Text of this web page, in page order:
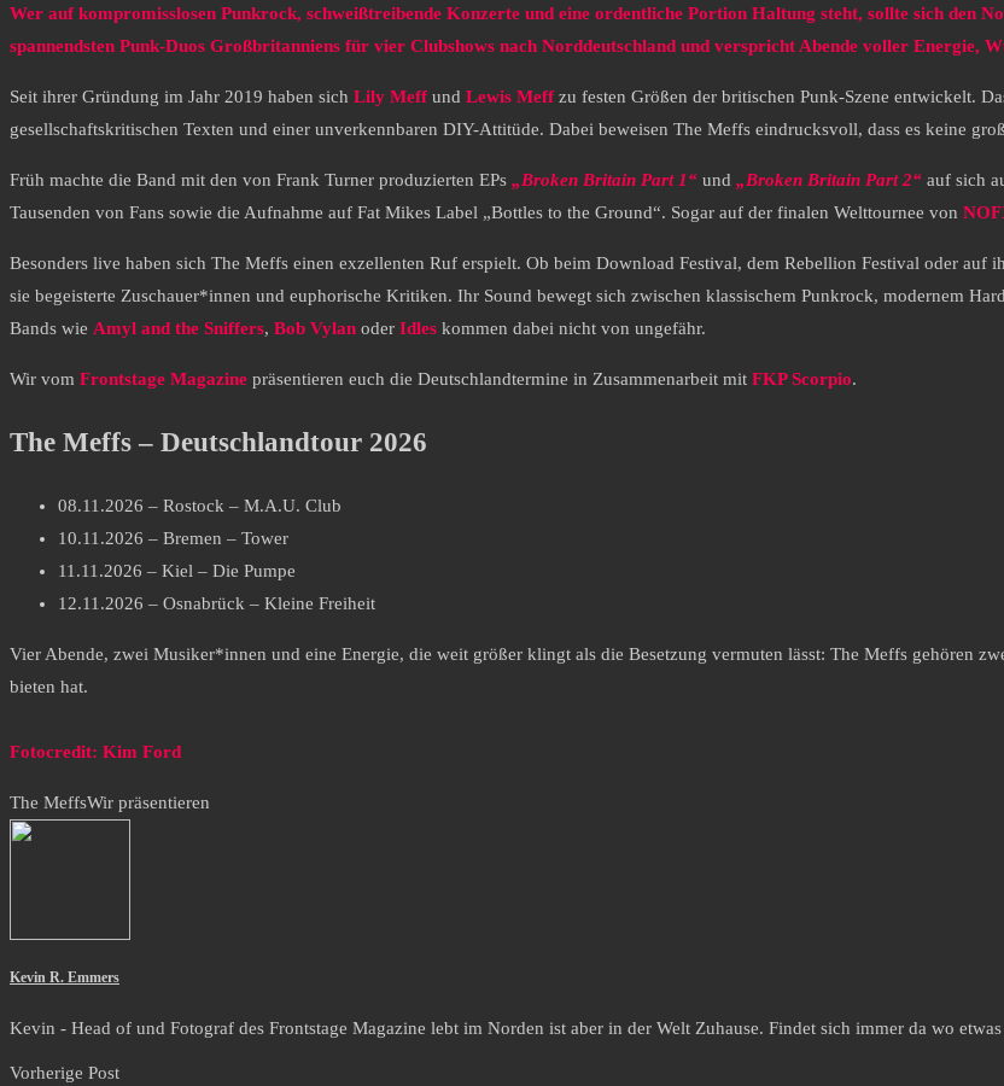
Wer auf kompromisslosen Punkrock, schweißtreibende Konzerte und eine ordentliche Portion Haltung steht, sollte sich
spannendsten Punk-Duos Großbritanniens für vier Clubshows nach Norddeutschland und verspricht Abende voller Energie,
Seit ihrer Gründung im Jahr 2019 haben sich Lily Meffund Lewis Meffzu festen Größen der britischen Punk-Szene entwickelt.
gesellschaftskritischen Texten und einer unverkennbaren DIY-Attitüde. Dabei beweisen The Meffs eindrucksvoll, dass es keine
Früh machte die Band mit den von Frank Turner produzierten EPs „Broken Britain Part 1“ und „Broken Britain Part 2“ auf sich
Tausenden von Fans sowie die Aufnahme auf Fat Mikes Label „Bottles to the Ground“. Sogar auf der finalen Welttournee von
Besonders live haben sich The Meffs einen exzellenten Ruf erspielt. Ob beim Download Festival, dem Rebellion Festival oder
sie begeisterte Zuschauer*innen und euphorische Kritiken. Ihr Sound bewegt sich zwischen klassischem Punkrock, modernem
Bands wie Amyl and the Sniffers, Bob Vylan oder Idles kommen dabei nicht von ungefähr.
Wir vom Frontstage Magazine präsentieren euch die Deutschlandtermine in Zusammenarbeit mit FKP Scorpio.
The Meffs – Deutschlandtour 2026
08.11.2026 – Rostock – M.A.U. Club
10.11.2026 – Bremen – Tower
11.11.2026 – Kiel – Die Pumpe
12.11.2026 – Osnabrück – Kleine Freiheit
Vier Abende, zwei Musiker*innen und eine Energie, die weit größer klingt als die Besetzung vermuten lässt: The Meffs gehören
bieten hat.
Fotocredit: Kim Ford
The MeffsWir präsentieren
Kevin R. Emmers
Kevin - Head of und Fotograf des Frontstage Magazine lebt im Norden ist aber in der Welt Zuhause. Findet sich immer da wo
Vorherige Post